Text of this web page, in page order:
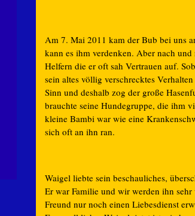
Am 7. Mai 2011 kam der Bub bei uns
kann es ihm verdenken. Aber nach
Helfern die er oft sah Vertrauen auf.
sein altes völlig verschrecktes
Sinn und deshalb zog der große
brauchte seine Hundegruppe, die ihm
kleine Bambi war wie eine
sich oft an ihn ran.
Waigel liebte sein beschauliches,
Er war Familie und wir werden ihn
Freund nur noch einen Liebesdienst